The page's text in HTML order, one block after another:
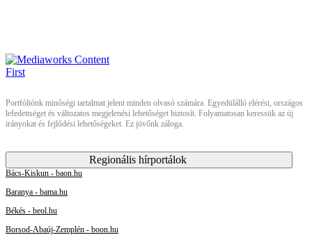
Portfóliónk minőségi tartalmat jelent minden olvasó számára. Egyedülálló elérést, országos
lefedettséget és változatos megjelenési lehetőséget biztosít. Folyamatosan keressük az új
irányokat és fejlődési lehetőségeket. Ez jövőnk záloga.
Regionális hírportálok
Bács-Kiskun - baon.hu
Baranya - bama.hu
Békés - beol.hu
Borsod-Abaúj-Zemplén - boon.hu